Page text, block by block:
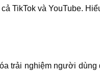
TikTok và YouTube.
trải nghiệm người